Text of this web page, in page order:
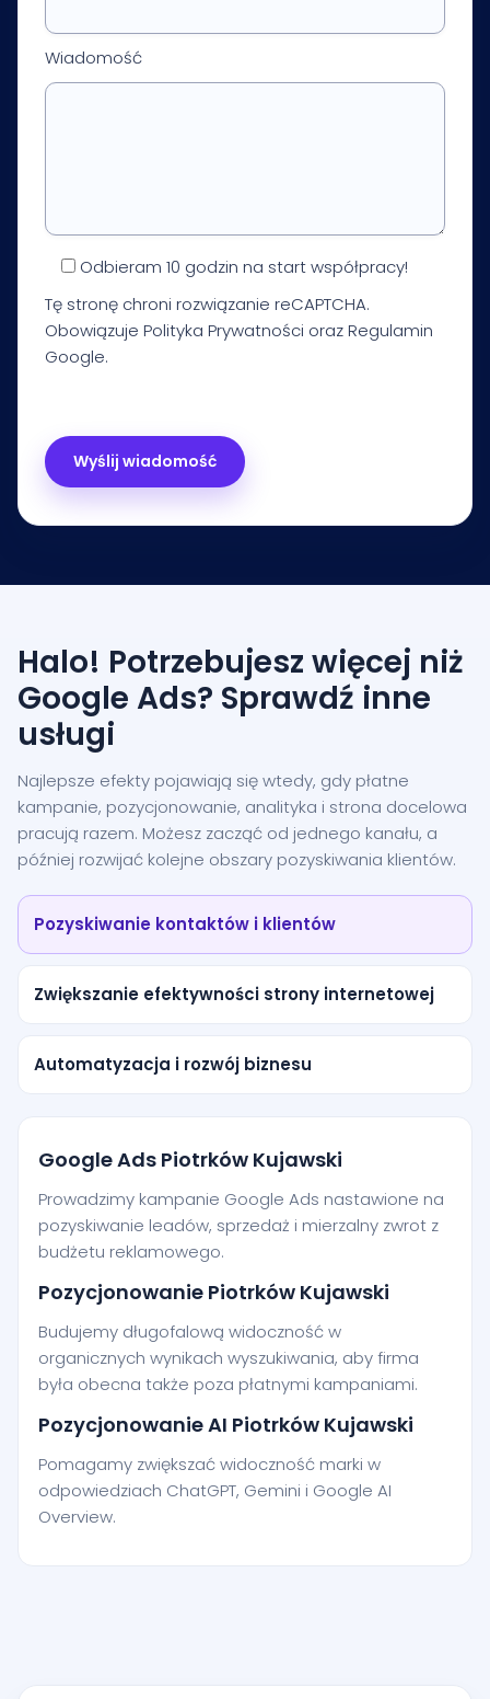
Wiadomość
Odbieram 10 godzin na start współpracy!
Tę stronę chroni rozwiązanie reCAPTCHA.
Obowiązuje Polityka Prywatności orazRegulamin
Google.
Halo! Potrzebujesz więcej niż
Google Ads? Sprawdź inne
usługi
Najlepsze efekty pojawiają się wtedy, gdy płatne
kampanie, pozycjonowanie, analityka i strona docelowa
pracują razem. Możesz zacząć od jednego kanału, a
później rozwijać kolejne obszary pozyskiwania klientów.
Pozyskiwanie kontaktów i klientów
Zwiększanie efektywności strony internetowej
Automatyzacja i rozwój biznesu
Google Ads Piotrków Kujawski
Prowadzimy kampanie Google Ads nastawione na
pozyskiwanie leadów, sprzedaż i mierzalny zwrot z
budżetu reklamowego.
Pozycjonowanie Piotrków Kujawski
Budujemy długofalową widoczność w
organicznych wynikach wyszukiwania, aby firma
była obecna także poza płatnymi kampaniami.
Pozycjonowanie AI Piotrków Kujawski
Pomagamy zwiększać widoczność marki w
odpowiedziach ChatGPT, Gemini i Google AI
Overview.